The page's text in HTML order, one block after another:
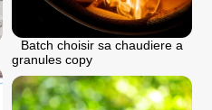
Batch choisir sa chaudiere a
granules copy